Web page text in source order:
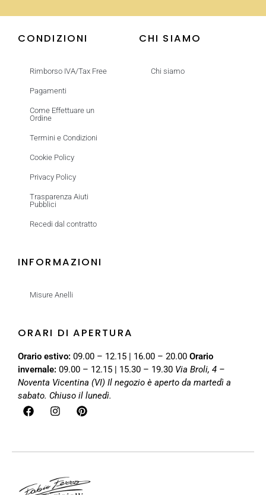
CONDIZIONI
Rimborso IVA/Tax Free
Pagamenti
Come Effettuare un
Ordine
Termini e Condizioni
Cookie Policy
Privacy Policy
Trasparenza Aiuti
Pubblici
Recedi dal contratto
CHI SIAMO
Chi siamo
INFORMAZIONI
Misure Anelli
ORARI DI APERTURA
Orario estivo: 09.00 – 12.15 | 16.00 – 20.00 Orario
invernale: 09.00 – 12.15 | 15.30 – 19.30 Via Broli, 4 –
Noventa Vicentina (VI) Il negozio è aperto da martedì a
sabato. Chiuso il lunedì.